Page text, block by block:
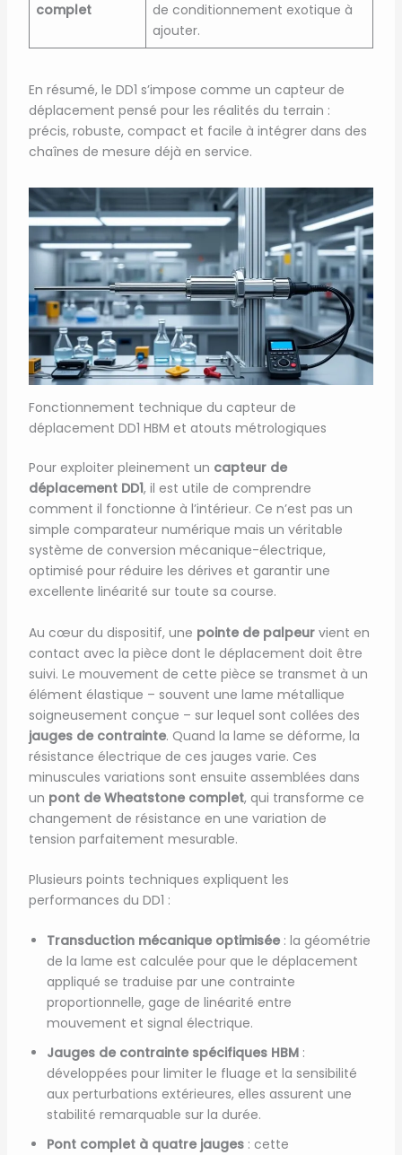
complet
de conditionnement exotique à
ajouter.
En résumé, le DD1 s’impose comme un capteur de
déplacement pensé pour les réalités du terrain :
précis, robuste, compact et facile à intégrer dans des
chaînes de mesure déjà en service.
Fonctionnement technique du capteur de
déplacement DD1 HBM et atouts métrologiques
Pour exploiter pleinement un capteur de
déplacement DD1, il est utile de comprendre
comment il fonctionne à l’intérieur. Ce n’est pas un
simple comparateur numérique mais un véritable
système de conversion mécanique-électrique,
optimisé pour réduire les dérives et garantir une
excellente linéarité sur toute sa course.
Au cœur du dispositif, une pointe de palpeurvient en
contact avec la pièce dont le déplacement doit être
suivi. Le mouvement de cette pièce se transmet à un
élément élastique – souvent une lame métallique
soigneusement conçue – sur lequel sont collées des
jauges de contrainte. Quand la lame se déforme, la
résistance électrique de ces jauges varie. Ces
minuscules variations sont ensuite assemblées dans
un pont de Wheatstone complet, qui transforme ce
changement de résistance en une variation de
tension parfaitement mesurable.
Plusieurs points techniques expliquent les
performances du DD1 :
Transduction mécanique optimisée: la géométrie
de la lame est calculée pour que le déplacement
appliqué se traduise par une contrainte
proportionnelle, gage de linéarité entre
mouvement et signal électrique.
Jauges de contrainte spécifiques HBM:
développées pour limiter le fluage et la sensibilité
aux perturbations extérieures, elles assurent une
stabilité remarquable sur la durée.
Pont complet à quatre jauges: cette